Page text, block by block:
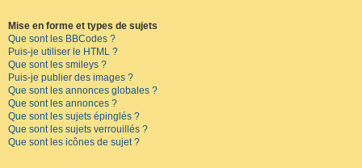
Mise en forme et types de sujets
Que sont les BBCodes ?
Puis-je utiliser le HTML ?
Que sont les smileys ?
Puis-je publier des images ?
Que sont les annonces globales ?
Que sont les annonces ?
Que sont les sujets épinglés ?
Que sont les sujets verrouillés ?
Que sont les icônes de sujet ?